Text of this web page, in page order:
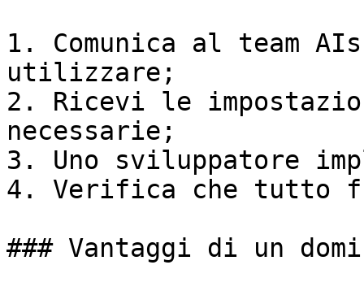
1. Comunica al team
utilizzare;
2. Ricevi le
necessarie;
3. Uno sviluppatore
4. Verifica che tutto
### Vantaggi di un